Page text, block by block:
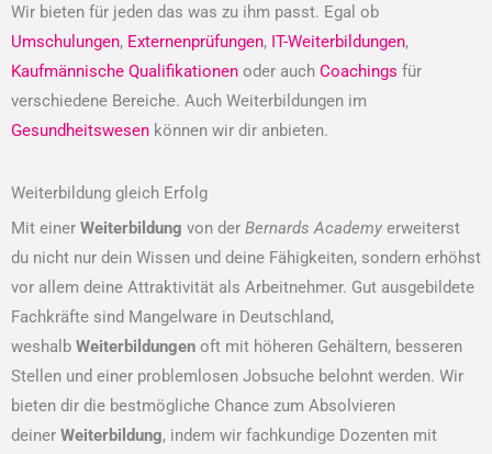
Wir bieten für jeden das was zu ihm passt. Egal ob
Umschulungen, Externenprüfungen, IT-Weiterbildungen,
Kaufmännische Qualifikationen oder auch Coachings für
verschiedene Bereiche. Auch Weiterbildungen im
Gesundheitswesen können wir dir anbieten.
Weiterbildung gleich Erfolg
Mit einer Weiterbildung von der Bernards Academy erweiterst
du nicht nur dein Wissen und deine Fähigkeiten, sondern erhöhst
vor allem deine Attraktivität als Arbeitnehmer. Gut ausgebildete
Fachkräfte sind Mangelware in Deutschland,
weshalb Weiterbildungen oft mit höheren Gehältern, besseren
Stellen und einer problemlosen Jobsuche belohnt werden. Wir
bieten dir die bestmögliche Chance zum Absolvieren
deiner Weiterbildung, indem wir fachkundige Dozenten mit